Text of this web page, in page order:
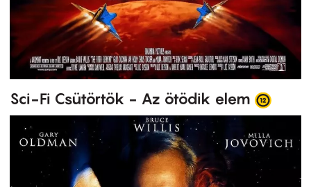
Sci-Fi Csütörtök - Az ötödik elem